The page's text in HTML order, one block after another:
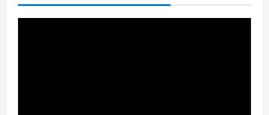
निर्धारित मानक व नियम का बारीकी से किया
जाएगा परीक्षण, तब कार्रवाई